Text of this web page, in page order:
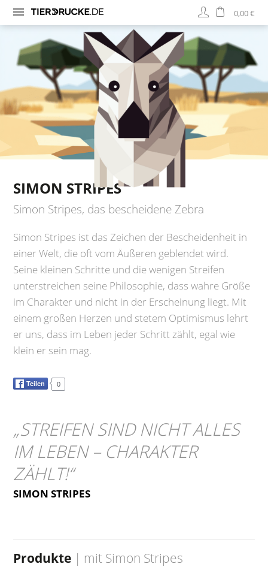
0,00 €
SIMON STRIPES
Simon Stripes, das bescheidene Zebra
Simon Stripes ist das Zeichen der Bescheidenheit in
einer Welt, die oft vom Äußeren geblendet wird.
Seine kleinen Schritte und die wenigen Streifen
unterstreichen seine Philosophie, dass wahre Größe
im Charakter und nicht in der Erscheinung liegt. Mit
einem großen Herzen und stetem Optimismus lehrt
er uns, dass im Leben jeder Schritt zählt, egal wie
klein er sein mag.
Teilen 0
„STREIFEN SIND NICHT ALLES
IM LEBEN – CHARAKTER
ZÄHLT!“
SIMON STRIPES
Produkte | mit Simon Stripes